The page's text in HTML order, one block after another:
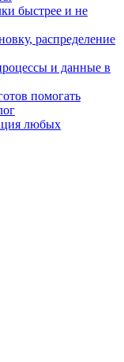
быстрее и не
распределение
и данные в
помогать
любых